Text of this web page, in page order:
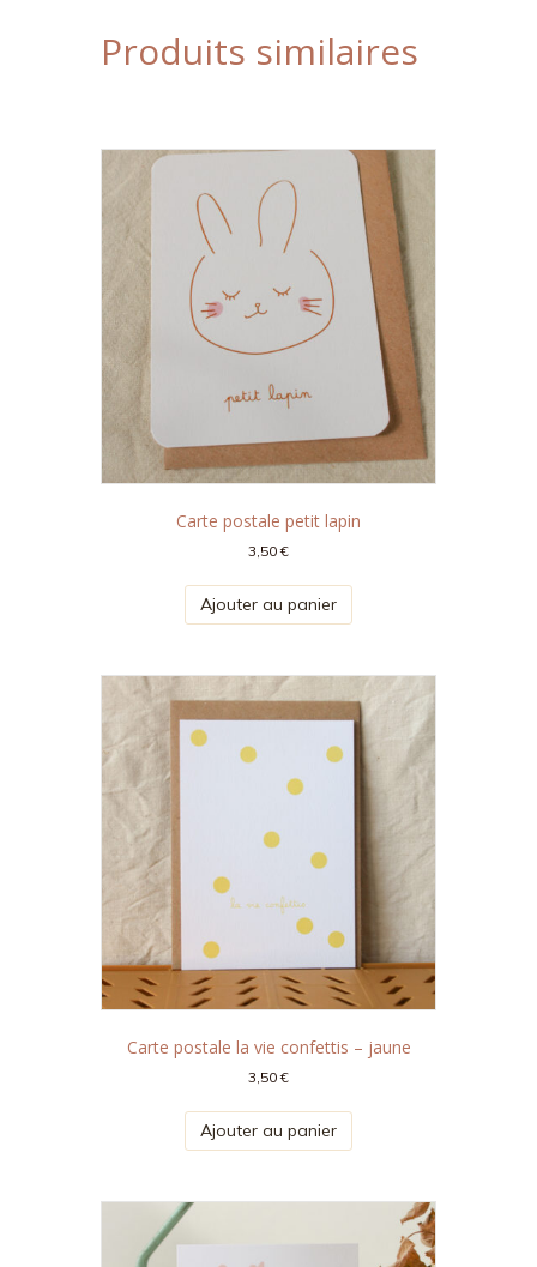
Produits similaires
Carte postale petit lapin
3,50€
Ajouter au panier
Carte postale la vie confettis – jaune
3,50€
Ajouter au panier